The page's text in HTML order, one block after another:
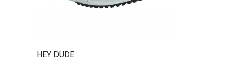
HEY DUDE